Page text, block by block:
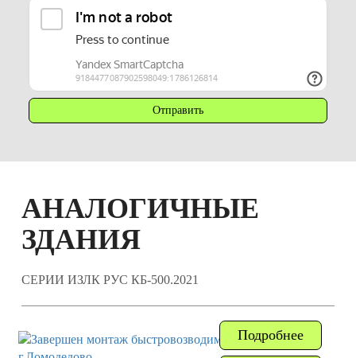
АНАЛОГИЧНЫЕ
ЗДАНИЯ
СЕРИИ ИЗЛК РУС КБ-500.2021
Подробнее